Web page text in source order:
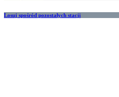
Losuj spośród pozostałych stacji